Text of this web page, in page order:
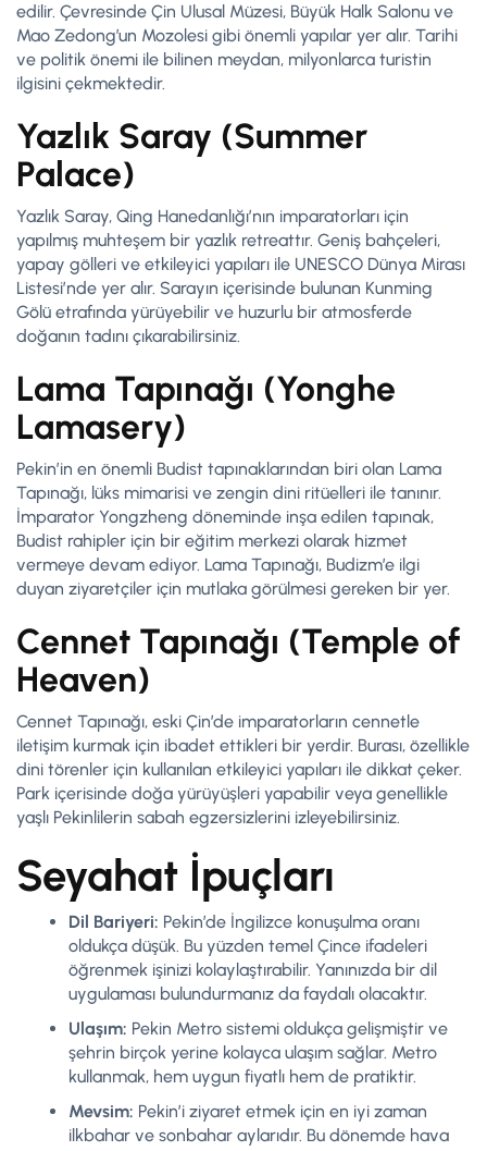
edilir. Çevresinde Çin Ulusal Müzesi, Büyük Halk Salonu ve
Mao Zedong’un Mozolesi gibi önemli yapılar yer alır. Tarihi
ve politik önemi ile bilinen meydan, milyonlarca turistin
ilgisini çekmektedir.
Yazlık Saray (Summer
Palace)
Yazlık Saray, Qing Hanedanlığı’nın imparatorları için
yapılmış muhteşem bir yazlık retreattır. Geniş bahçeleri,
yapay gölleri ve etkileyici yapıları ile UNESCO Dünya Mirası
Listesi’nde yer alır. Sarayın içerisinde bulunan Kunming
Gölü etrafında yürüyebilir ve huzurlu bir atmosferde
doğanın tadını çıkarabilirsiniz.
Lama Tapınağı (Yonghe
Lamasery)
Pekin’in en önemli Budist tapınaklarından biri olan Lama
Tapınağı, lüks mimarisi ve zengin dini ritüelleri ile tanınır.
İmparator Yongzheng döneminde inşa edilen tapınak,
Budist rahipler için bir eğitim merkezi olarak hizmet
vermeye devam ediyor. Lama Tapınağı, Budizm’e ilgi
duyan ziyaretçiler için mutlaka görülmesi gereken bir yer.
Cennet Tapınağı (Temple of
Heaven)
Cennet Tapınağı, eski Çin’de imparatorların cennetle
iletişim kurmak için ibadet ettikleri bir yerdir. Burası, özellikle
dini törenler için kullanılan etkileyici yapıları ile dikkat çeker.
Park içerisinde doğa yürüyüşleri yapabilir veya genellikle
yaşlı Pekinlilerin sabah egzersizlerini izleyebilirsiniz.
Seyahat İpuçları
Dil Bariyeri: Pekin’de İngilizce konuşulma oranı
oldukça düşük. Bu yüzden temel Çince ifadeleri
öğrenmek işinizi kolaylaştırabilir. Yanınızda bir dil
uygulaması bulundurmanız da faydalı olacaktır.
Ulaşım: Pekin Metro sistemi oldukça gelişmiştir ve
şehrin birçok yerine kolayca ulaşım sağlar. Metro
kullanmak, hem uygun fiyatlı hem de pratiktir.
Mevsim: Pekin’i ziyaret etmek için en iyi zaman
ilkbahar ve sonbahar aylarıdır. Bu dönemde hava